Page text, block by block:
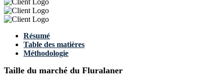
Résumé
Table des matières
Méthodologie
Taille du marché du Fluralaner